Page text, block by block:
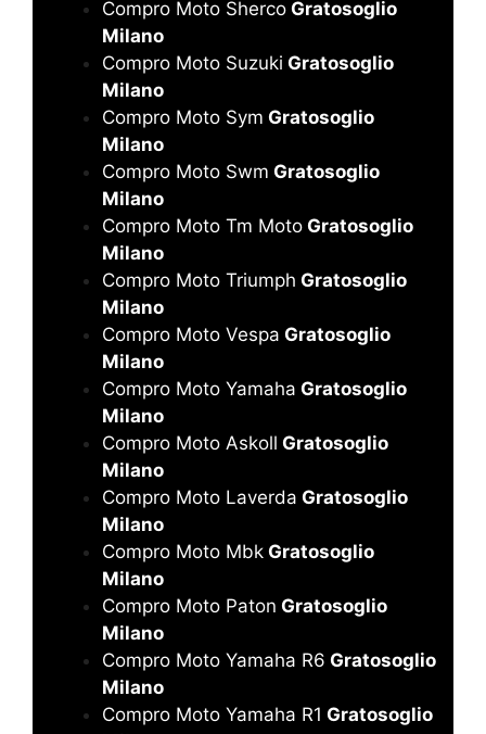
Compro Moto Sherco Gratosoglio
Milano
Compro Moto Suzuki Gratosoglio
Milano
Compro Moto Sym Gratosoglio
Milano
Compro Moto Swm Gratosoglio
Milano
Compro Moto Tm Moto Gratosoglio
Milano
Compro Moto Triumph Gratosoglio
Milano
Compro Moto Vespa Gratosoglio
Milano
Compro Moto Yamaha Gratosoglio
Milano
Compro Moto Askoll Gratosoglio
Milano
Compro Moto Laverda Gratosoglio
Milano
Compro Moto Mbk Gratosoglio
Milano
Compro Moto Paton Gratosoglio
Milano
Compro Moto Yamaha R6 Gratosoglio
Milano
Compro Moto Yamaha R1 Gratosoglio